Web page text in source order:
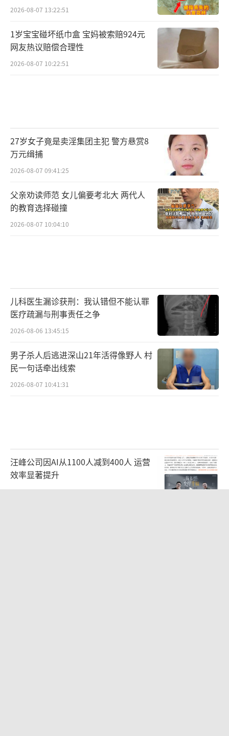
2026-08-07 13:22:51
1岁宝宝碰坏纸巾盒 宝妈被索赔924元
网友热议赔偿合理性
2026-08-07 10:22:51
27岁女子竟是卖淫集团主犯 警方悬赏8
万元缉捕
2026-08-07 09:41:25
父亲劝读师范 女儿偏要考北大 两代人
的教育选择碰撞
2026-08-07 10:04:10
儿科医生漏诊获刑：我认错但不能认罪
医疗疏漏与刑事责任之争
2026-08-06 13:45:15
男子杀人后逃进深山21年活得像野人 村
民一句话牵出线索
2026-08-07 10:41:31
汪峰公司因AI从1100人减到400人 运营
效率显著提升
2026-08-07 11:24:00